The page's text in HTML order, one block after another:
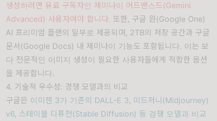
생성하려면 유료 구독자인 제미나이 어드밴스드(Gemini
Advanced) 사용자여야 합니다. 또한, 구글 원(Google One)
AI 프리미엄 플랜의 일부로 제공되며, 2TB의 저장 공간과 구글
문서(Google Docs) 내 제미나이 기능도 포함됩니다. 이는 보
다 전문적인 이미지 생성이 필요한 사용자들에게 적합한 옵션
을 제공합니다.
4. 기술적 우수성: 경쟁 모델과의 비교
구글은 이미젠 3가 기존의 DALL-E 3, 미드저니(Midjourney)
v6, 스테이블 디퓨전(Stable Diffusion) 등 경쟁 모델과 비교